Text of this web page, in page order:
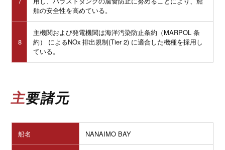
舶の安全性を高めている。
8
主機関および発電機関は海洋汚染防止条約（MARPOL 条
約） によるNOx 排出規制(Tier 2) に適合した機種を採用し
ている。
主要諸元
船名 NANAIMO BAY